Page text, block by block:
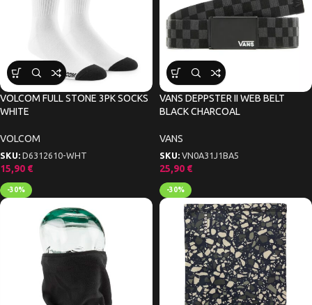
VOLCOM FULL STONE 3PK SOCKS
WHITE
VOLCOM
SKU: D6312610-WHT
15,90 €
VANS DEPPSTER II WEB BELT
BLACK CHARCOAL
VANS
SKU: VN0A31J1BA5
25,90 €
-30% -30%